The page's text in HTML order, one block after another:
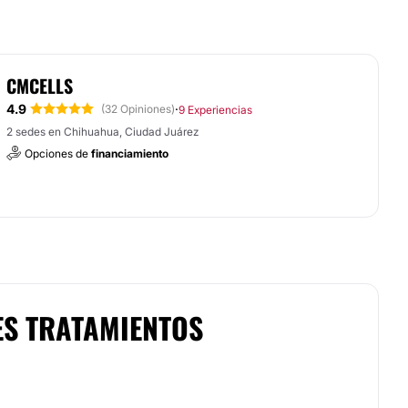
CMCELLS
4.9 (32 Opiniones)·9 Experiencias
2 sedes en Chihuahua, Ciudad Juárez
Opciones de financiamiento
TRATAMIENTOS